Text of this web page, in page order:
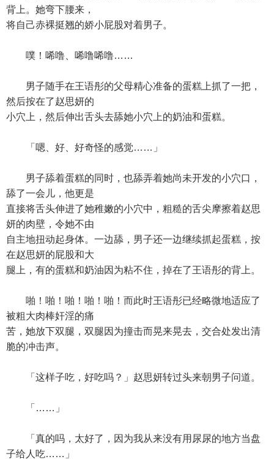
背上。她弯下腰来，
将自己赤裸挺翘的娇小屁股对着男子。
噗！唏噜、唏噜唏噜……
男子随手在王语彤的父母精心准备的蛋糕上抓了一把，
然后按在了赵思妍的
小穴上，然后伸出舌头去舔她小穴上的奶油和蛋糕。
「嗯、好、好奇怪的感觉……」
男子舔着蛋糕的同时，也舔弄着她尚未开发的小穴口，
舔了一会儿，他更是
直接将舌头伸进了她稚嫩的小穴中，粗糙的舌尖摩擦着赵思
妍的肉壁，令她不由
自主地扭动起身体。一边舔，男子还一边继续抓起蛋糕，按
在赵思妍的屁股和大
腿上，有的蛋糕和奶油因为粘不住，掉在了王语彤的背上。
啪！啪！啪！啪！啪！而此时王语彤已经略微地适应了
被粗大肉棒奸淫的痛
苦，她放下双腿，双腿因为撞击而晃来晃去，交合处发出清
脆的冲击声。
「这样子吃，好吃吗？」赵思妍转过头来朝男子问道。
「……」
「真的吗，太好了，因为我从来没有用尿尿的地方当盘
子给人吃……」